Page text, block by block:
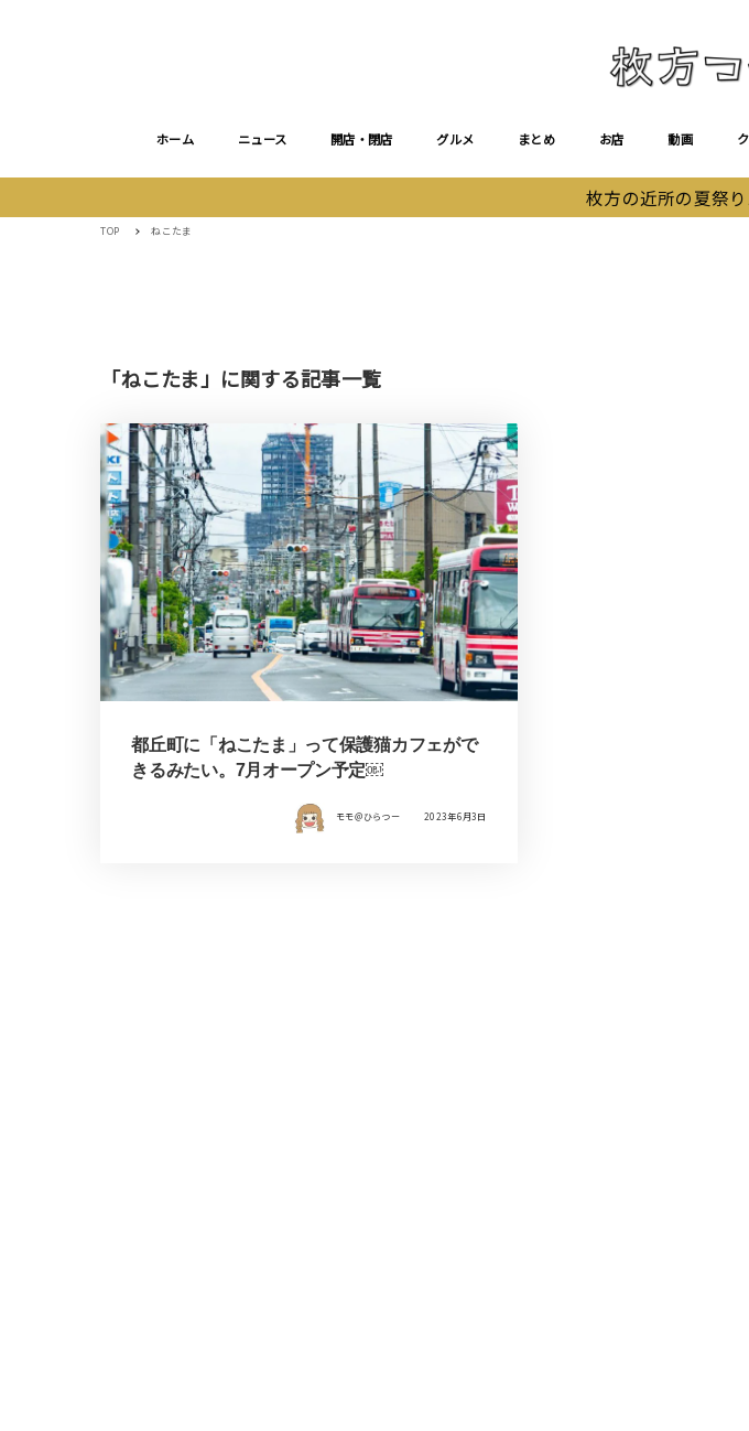
ホーム ニュース 開店・閉店 グルメ まとめ お店 動画
枚方の近所の夏祭
TOP ねこたま
「ねこたま」に関する記事一覧
都丘町に「ねこたま」って保護猫カフェがで
きるみたい。7月オープン予定￼
モモ＠ひらつー 2023年6月3日